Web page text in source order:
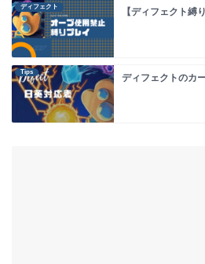
ディフェクト 【ディフェクト縛
Tips
ディフェクトのカ